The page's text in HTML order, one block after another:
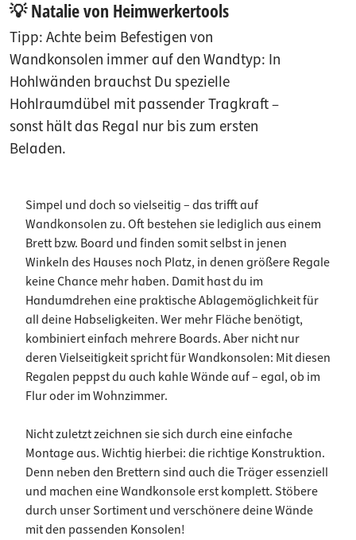
💡 Natalie von Heimwerkertools
Tipp: Achte beim Befestigen von
Wandkonsolen immer auf den Wandtyp: In
Hohlwänden brauchst Du spezielle
Hohlraumdübel mit passender Tragkraft –
sonst hält das Regal nur bis zum ersten
Beladen.
Simpel und doch so vielseitig – das trifft auf
Wandkonsolen zu. Oft bestehen sie lediglich aus einem
Brett bzw. Board und finden somit selbst in jenen
Winkeln des Hauses noch Platz, in denen größere Regale
keine Chance mehr haben. Damit hast du im
Handumdrehen eine praktische Ablagemöglichkeit für
all deine Habseligkeiten. Wer mehr Fläche benötigt,
kombiniert einfach mehrere Boards. Aber nicht nur
deren Vielseitigkeit spricht für Wandkonsolen: Mit diesen
Regalen peppst du auch kahle Wände auf – egal, ob im
Flur oder im Wohnzimmer.
Nicht zuletzt zeichnen sie sich durch eine einfache
Montage aus. Wichtig hierbei: die richtige Konstruktion.
Denn neben den Brettern sind auch die Träger essenziell
und machen eine Wandkonsole erst komplett. Stöbere
durch unser Sortiment und verschönere deine Wände
mit den passenden Konsolen!